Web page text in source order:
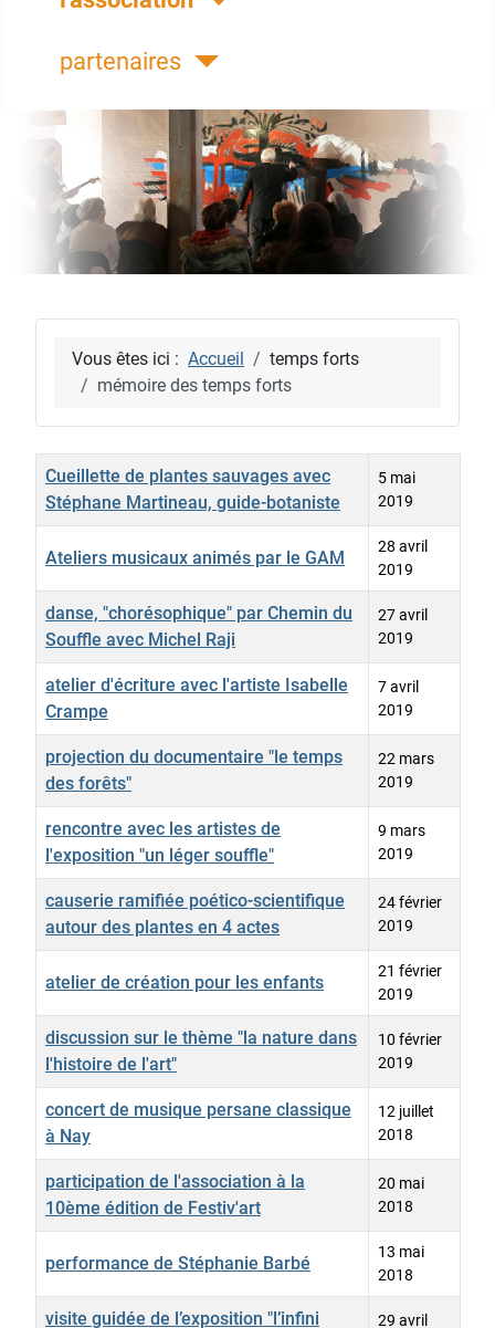
partenaires
Vous êtes ici : Accueil
temps forts
mémoire des temps forts
Titre Date de création
Cueillette de plantes sauvages avec
Stéphane Martineau, guide-botaniste
5 mai
2019
Ateliers musicaux animés par le GAM
28 avril
2019
danse, "chorésophique" par Chemin du
Souffle avec Michel Raji
27 avril
2019
atelier d'écriture avec l'artiste Isabelle
Crampe
7 avril
2019
projection du documentaire "le temps
des forêts"
22 mars
2019
rencontre avec les artistes de
l'exposition "un léger souffle"
9 mars
2019
causerie ramifiée poético-scientifique
autour des plantes en 4 actes
24 février
2019
atelier de création pour les enfants
21 février
2019
discussion sur le thème "la nature dans
l'histoire de l'art"
10 février
2019
concert de musique persane classique
à Nay
12 juillet
2018
participation de l'association à la
10ème édition de Festiv'art
20 mai
2018
performance de Stéphanie Barbé
13 mai
2018
visite guidée de l’exposition "l’infini 29 avril